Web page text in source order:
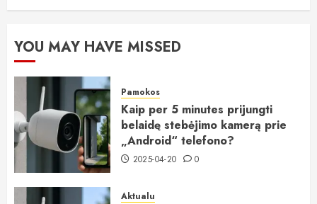
YOU MAY HAVE MISSED
Pamokos
Kaip per 5 minutes prijungti
belaidę stebėjimo kamerą prie
„Android“ telefono?
2025-04-20 0
Aktualu